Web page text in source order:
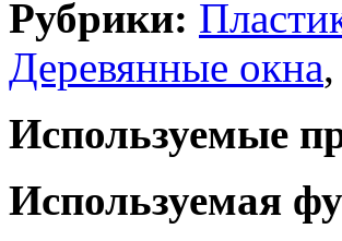
Рубрики:
Деревянные окна,
Используемые
Используемая